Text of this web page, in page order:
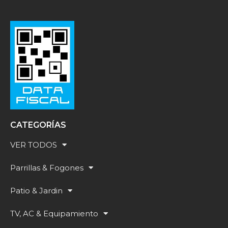
CATEGORÍAS
VER TODOS
Parrillas & Fogones
Patio & Jardin
TV, AC & Equipamiento